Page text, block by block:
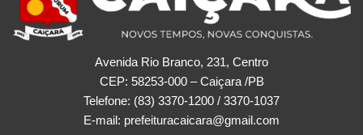
Avenida Rio Branco, 231, Centro
CEP: 58253-000 – Caiçara /PB
Telefone: (83) 3370-1200 / 3370-1037
E-mail: prefeituracaicara@gmail.com